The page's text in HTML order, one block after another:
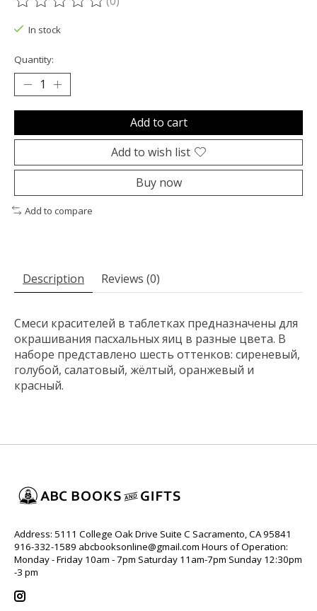
The rating of this product is
In stock
Quantity:
Add to cart
Add to wish list
Buy now
Add to compare
Description Reviews (0)
Смеси красителей в таблетках предназначены для
окрашивания пасхальных яиц в разные цвета. В
наборе представлено шесть оттенков: сиреневый,
голубой, салатовый, жёлтый, оранжевый и
красный.
Address: 5111 College Oak Drive Suite C Sacramento, CA 95841
916-332-1589 abcbooksonline@gmail.com Hours of Operation:
Monday - Friday 10am - 7pm Saturday 11am-7pm Sunday 12:30pm
-3 pm